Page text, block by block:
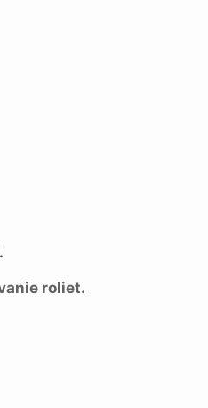
roliet.